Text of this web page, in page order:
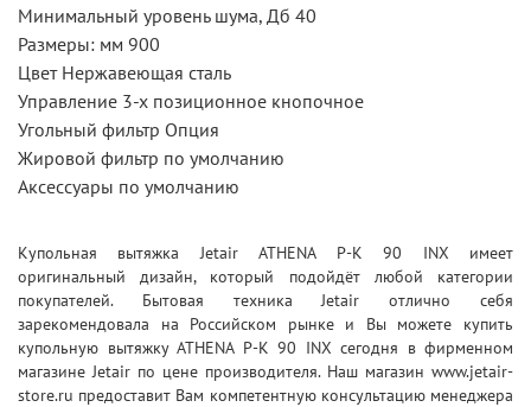
Минимальный уровень шума, Дб 40
Размеры: мм 900
Цвет Нержавеющая сталь
Управление 3-х позиционное кнопочное
Угольный фильтр Опция
Жировой фильтр по умолчанию
Аксессуары по умолчанию
Купольная вытяжка Jetair ATHENA P-K 90 INX имеет
оригинальный дизайн, который подойдёт любой категории
покупателей. Бытовая техника Jetair отлично себя
зарекомендовала на Российском рынке и Вы можете купить
купольную вытяжку ATHENA P-K 90 INX сегодня в фирменном
магазине Jetair по цене производителя. Наш магазин www.jetair-
store.ru предоставит Вам компетентную консультацию менеджера